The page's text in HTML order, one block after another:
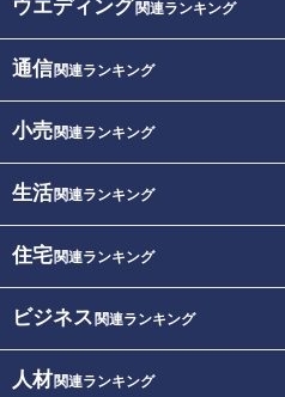
ウエディング関連ランキング
通信関連ランキング
小売関連ランキング
生活関連ランキング
住宅関連ランキング
ビジネス 関連ランキング
人材関連ランキング